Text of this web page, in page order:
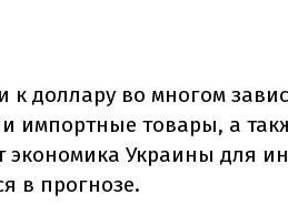
к доллару во многом
импортные товары, а
экономика Украины для
в прогнозе.